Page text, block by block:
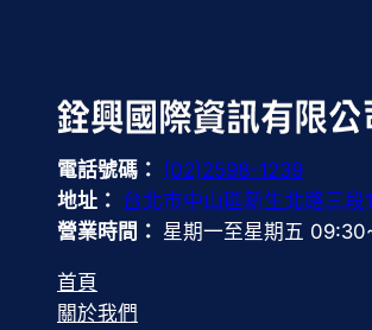
電話號碼： (02)2598-1239
地址： 台北市中山區新生北路三段
營業時間： 星期一至星期五
首頁
關於我們